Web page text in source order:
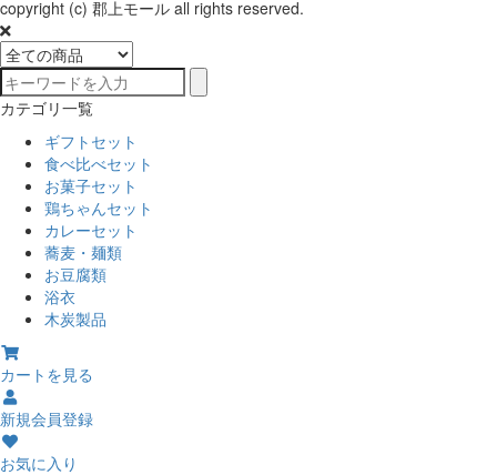
copyright (c) 郡上モール all rights reserved.
カテゴリ一覧
ギフトセット
食べ比べセット
お菓子セット
鶏ちゃんセット
カレーセット
蕎麦・麺類
お豆腐類
浴衣
木炭製品
カートを見る
新規会員登録
お気に入り